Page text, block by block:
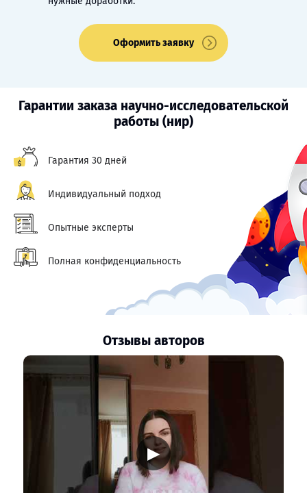
Оформить заявку
Гарантии заказа научно-исследовательской
работы (нир)
Гарантия 30 дней
Индивидуальный подход
Опытные эксперты
Полная конфиденциальность
Отзывы авторов
▶